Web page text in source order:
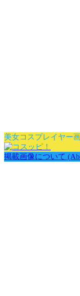
美女コスプレイヤー
掲載画像について